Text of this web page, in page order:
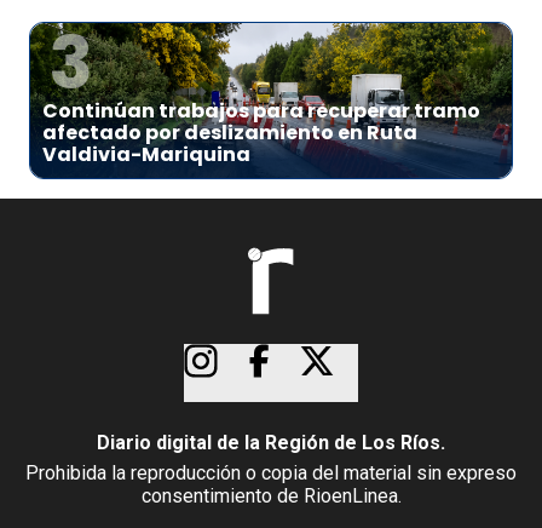
3
Continúan trabajos para recuperar tramo
afectado por deslizamiento en Ruta
Valdivia-Mariquina
Diario digital de la Región de Los Ríos.
Prohibida la reproducción o copia del material sin expreso
consentimiento de RioenLinea.